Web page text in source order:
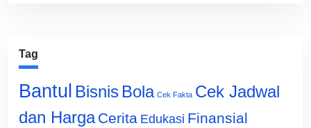
Tag
Bantul Bisnis Bola Cek Fakta Cek Jadwal
dan Harga Cerita Edukasi Finansial